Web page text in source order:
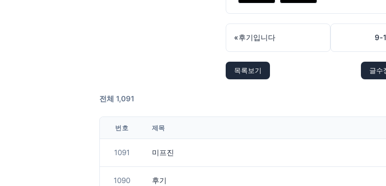
«후기입니다 9-
목록보기 글수
전체 1,091
번호 제목
1091 미프진
1090 후기